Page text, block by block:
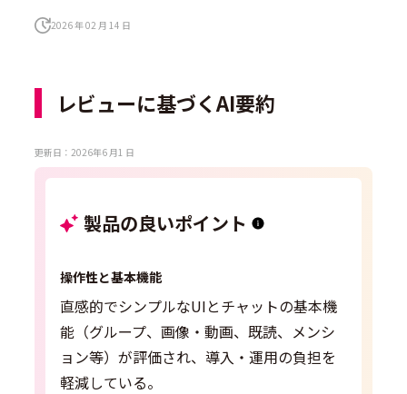
2026 年 02 月 14 日
レビューに基づくAI要約
更新日：2026年6 月1 日
製品の良いポイント
操作性と基本機能
直感的でシンプルなUIとチャットの基本機
能（グループ、画像・動画、既読、メンシ
ョン等）が評価され、導入・運用の負担を
軽減している。